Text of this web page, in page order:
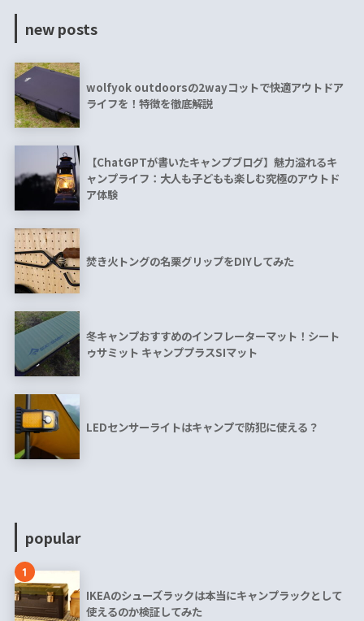
new posts
wolfyok outdoorsの2wayコットで快適アウトドア
ライフを！特徴を徹底解説
【ChatGPTが書いたキャンプブログ】魅力溢れるキ
ャンプライフ：大人も子どもも楽しむ究極のアウトド
ア体験
焚き火トングの名栗グリップをDIYしてみた
冬キャンプおすすめのインフレーターマット！シート
ゥサミット キャンププラスSIマット
LEDセンサーライトはキャンプで防犯に使える？
popular
1
IKEAのシューズラックは本当にキャンプラックとして
使えるのか検証してみた